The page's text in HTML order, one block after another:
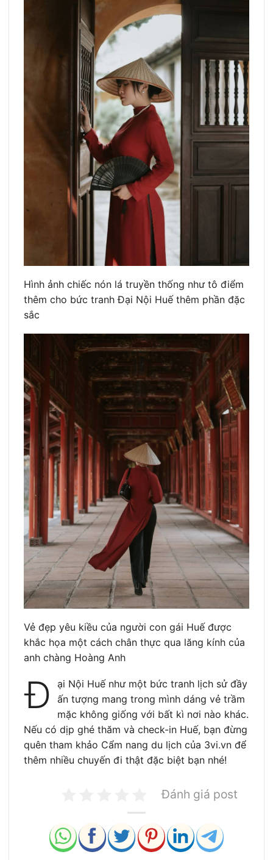
Hình ảnh chiếc nón lá truyền thống như tô điểm
thêm cho bức tranh Đại Nội Huế thêm phần đặc
sắc
Vẻ đẹp yêu kiều của người con gái Huế được
khắc họa một cách chân thực qua lăng kính của
anh chàng Hoàng Anh
Đ
ại Nội Huế như một bức tranh lịch sử đầy
ấn tượng mang trong mình dáng vẻ trầm
mặc không giống với bất kì nơi nào khác.
Nếu có dịp ghé thăm và check-in Huế, bạn đừng
quên tham khảo Cẩm nang du lịch của 3vi.vn để
thêm nhiều chuyến đi thật đặc biệt bạn nhé!
Đánh giá post